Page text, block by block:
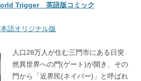
Trigger 英語版コミック
語オリジナル版
人口28万人が住む三門市にある日突
然異世界への門(ゲート)が開き、その
門から「近界民(ネイバー)」と呼ばれ